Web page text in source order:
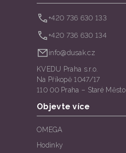
+420 736 630 133
+420 736 630 134
info@dusak.cz
KVEDU Praha s.r.o.
Na Příkopě 1047/17
110 00 Praha – Staré Město
Objevte více
OMEGA
Hodinky